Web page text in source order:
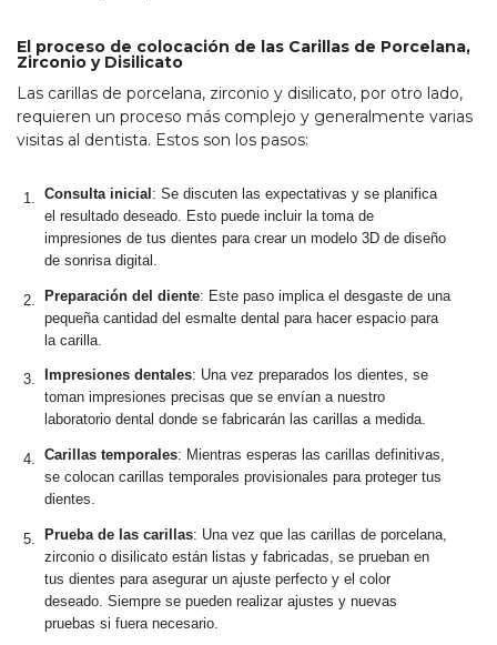
El proceso de colocación de las Carillas de Porcelana,
Zirconio y Disilicato
Las carillas de porcelana, zirconio y disilicato, por otro lado,
requieren un proceso más complejo y generalmente varias
visitas al dentista. Estos son los pasos:
Consulta inicial : Se discuten las expectativas y se planifica
el resultado deseado. Esto puede incluir la toma de
impresiones de tus dientes para crear un modelo 3D de diseño
de sonrisa digital.
Preparación del diente: Este paso implica el desgaste de una
pequeña cantidad del esmalte dental para hacer espacio para
la carilla.
Impresiones dentales: Una vez preparados los dientes, se
toman impresiones precisas que se envían a nuestro
laboratorio dental donde se fabricarán las carillas a medida.
Carillas temporales: Mientras esperas las carillas definitivas,
se colocan carillas temporales provisionales para proteger tus
dientes.
Prueba de las carillas: Una vez que las carillas de porcelana,
zirconio o disilicato están listas y fabricadas, se prueban en
tus dientes para asegurar un ajuste perfecto y el color
deseado. Siempre se pueden realizar ajustes y nuevas
pruebas si fuera necesario.